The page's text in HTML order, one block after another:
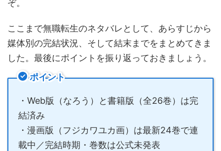
ぞ。
ここまで無職転生のネタバレとして、あらすじから
媒体別の完結状況、そして結末までをまとめてきま
した。最後にポイントを振り返っておきましょう。
ポイント
・Web版（なろう）と書籍版（全26巻）は完
結済み
・漫画版（フジカワユカ画）は最新24巻で連
載中／完結時期・巻数は公式未発表